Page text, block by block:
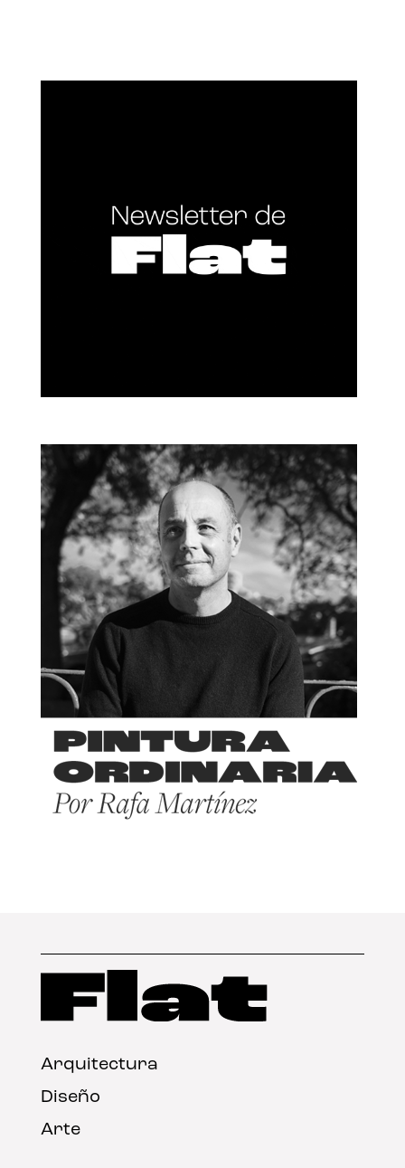
Arquitectura
Diseño
Arte